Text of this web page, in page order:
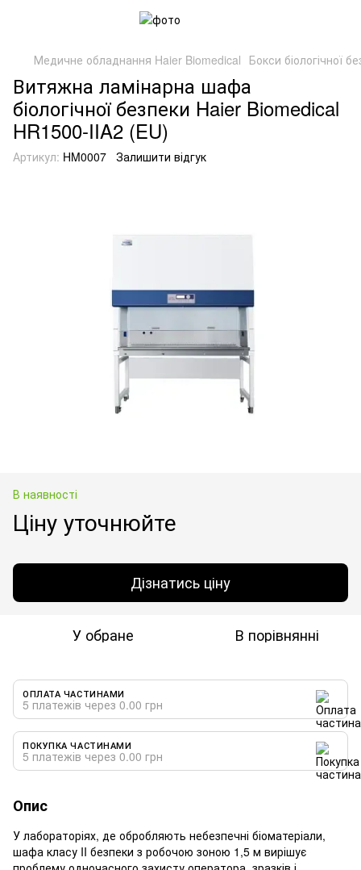
Медичне обладнання Haier Biomedical Бокси біологічної
Витяжна ламінарна шафа
біологічної безпеки Haier Biomedical
HR1500-IIA2 (EU)
Артикул: HM0007 Залишити відгук
В наявності
Ціну уточнюйте
Дізнатись ціну
У обране В порівнянні
ОПЛАТА ЧАСТИНАМИ
5 платежів через 0.00 грн
ПОКУПКА ЧАСТИНАМИ
5 платежів через 0.00 грн
Опис
У лабораторіях, де обробляють небезпечні біоматеріали,
шафа класу II безпеки з робочою зоною 1,5 м вирішує